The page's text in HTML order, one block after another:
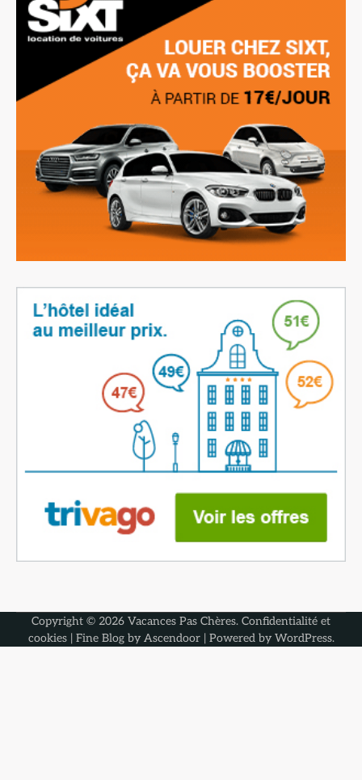
Copyright © 2026 Vacances Pas Chères. Confidentialité et
cookies| Fine Blog by Ascendoor| Powered by WordPress.